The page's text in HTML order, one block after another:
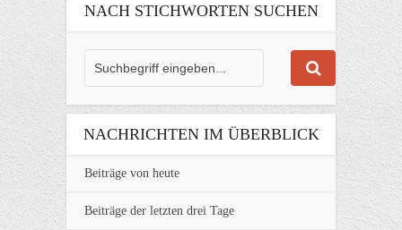
NACH STICHWORTEN SUCHEN
NACHRICHTEN IM ÜBERBLICK
Beiträge von heute
Beiträge der letzten drei Tage